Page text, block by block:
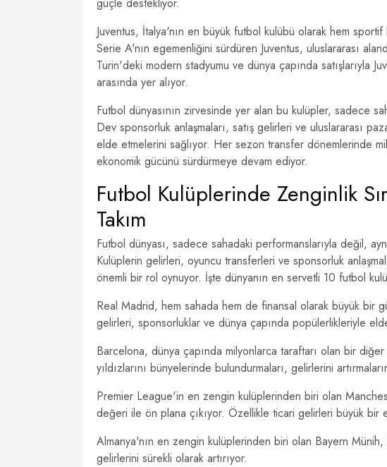
Juventus, İtalya'nın en büyük futbol kulübü olarak hem
Serie A'nın egemenliğini sürdüren Juventus, uluslararası
Turin'deki modern stadyumu ve dünya çapında satışlarıyla
arasında yer alıyor.
Futbol dünyasının zirvesinde yer alan bu kulüpler, sadece
Dev sponsorluk anlaşmaları, satış gelirleri ve uluslararası
elde etmelerini sağlıyor. Her sezon transfer dönemlerinde
ekonomik gücünü sürdürmeye devam ediyor.
Futbol Kulüplerinde Zenginlik
Takım
Futbol dünyası, sadece sahadaki performanslarıyla değil,
Kulüplerin gelirleri, oyuncu transferleri ve sponsorluk
önemli bir rol oynuyor. İşte dünyanın en servetli 10 futbol
Real Madrid, hem sahada hem de finansal olarak büyük bir
gelirleri, sponsorluklar ve dünya çapında popülerlikleriyle
Barcelona, dünya çapında milyonlarca taraftarı olan bir
yıldızlarını bünyelerinde bulundurmaları, gelirlerini
Premier League'in en zengin kulüplerinden biri olan
değeri ile ön plana çıkıyor. Özellikle ticari gelirleri büyük bir
Almanya'nın en zengin kulüplerinden biri olan Bayern
gelirlerini sürekli olarak artırıyor.